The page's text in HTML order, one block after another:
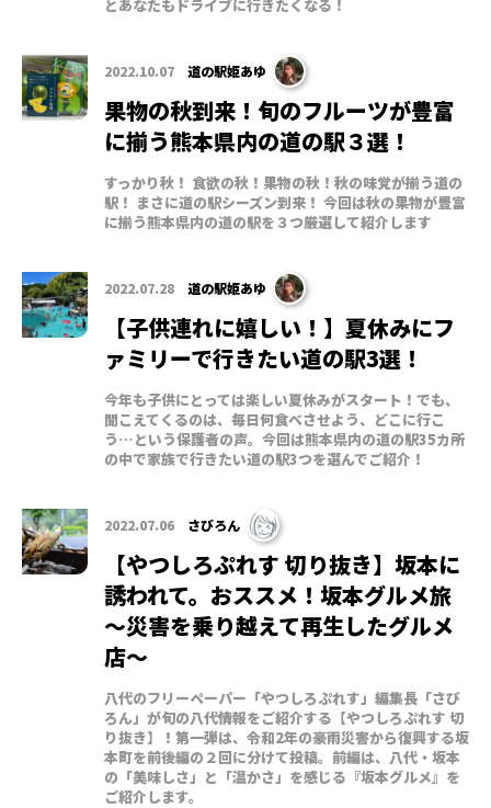
とあなたもドライブに行きたくなる！
2022.10.07 道の駅姫あゆ
果物の秋到来！旬のフルーツが豊富
に揃う熊本県内の道の駅３選！
すっかり秋！ 食欲の秋！果物の秋！秋の味覚が揃う道の
駅！ まさに道の駅シーズン到来！ 今回は秋の果物が豊富
に揃う熊本県内の道の駅を３つ厳選して紹介します
2022.07.28 道の駅姫あゆ
【子供連れに嬉しい！】夏休みにフ
ァミリーで行きたい道の駅3選！
今年も子供にとっては楽しい夏休みがスタート！でも、
聞こえてくるのは、毎日何食べさせよう、どこに行こ
う…という保護者の声。今回は熊本県内の道の駅35カ所
の中で家族で行きたい道の駅3つを選んでご紹介！
2022.07.06 さびろん
【やつしろぷれす 切り抜き】坂本に
誘われて。おススメ！坂本グルメ旅
～災害を乗り越えて再生したグルメ
店～
八代のフリーペーパー「やつしろぷれす」編集長「さび
ろん」が旬の八代情報をご紹介する【やつしろぷれす 切
り抜き】！第一弾は、令和2年の豪雨災害から復興する坂
本町を前後編の２回に分けて投稿。前編は、八代・坂本
の「美味しさ」と「温かさ」を感じる『坂本グルメ』を
ご紹介します。